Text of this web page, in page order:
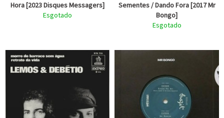
Hora [2023 Disques Messagers]
Esgotado
Sementes / Dando Fora [2017 Mr
Bongo]
Esgotado